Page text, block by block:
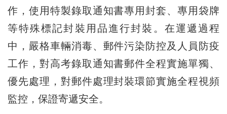
作，使用特製錄取通知書專用封套、專用袋牌
等特殊標記封裝用品進行封裝。在運遞過程
中，嚴格車輛消毒、郵件污染防控及人員防疫
工作，對高考錄取通知書郵件全程實施單獨、
優先處理，對郵件處理封裝環節實施全程視頻
監控，保證寄遞安全。